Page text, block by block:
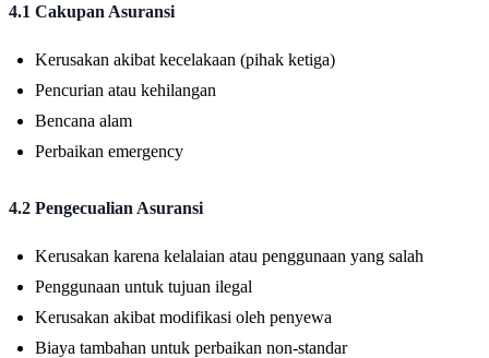
4.1 Cakupan Asuransi
Kerusakan akibat kecelakaan (pihak ketiga)
Pencurian atau kehilangan
Bencana alam
Perbaikan emergency
4.2 Pengecualian Asuransi
Kerusakan karena kelalaian atau penggunaan yang salah
Penggunaan untuk tujuan ilegal
Kerusakan akibat modifikasi oleh penyewa
Biaya tambahan untuk perbaikan non-standar